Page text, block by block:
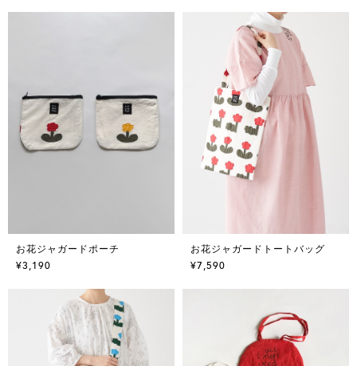
お花ジャガードポーチ
¥3,190
お花ジャガードトートバッグ
¥7,590